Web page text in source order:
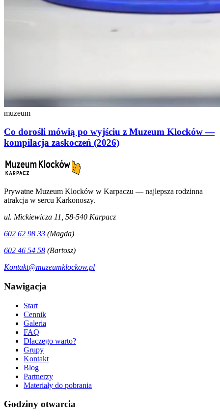
muzeum
Co dorośli mówią po wyjściu z Muzeum Klocków —
kompilacja zaskoczeń (2026)
Prywatne Muzeum Klocków w Karpaczu — najlepsza rodzinna
atrakcja w sercu Karkonoszy.
ul. Mickiewicza 11, 58-540 Karpacz
602 62 98 33 (Magda)
602 46 54 58 (Bartosz)
Kontakt@muzeumklockow.pl
Nawigacja
Start
Cennik
Galeria
FAQ
Dlaczego warto?
Grupy
Kontakt
Blog
Partnerzy
Materiały do pobrania
Godziny otwarcia